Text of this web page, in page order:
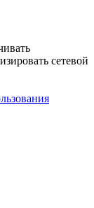
сетевой